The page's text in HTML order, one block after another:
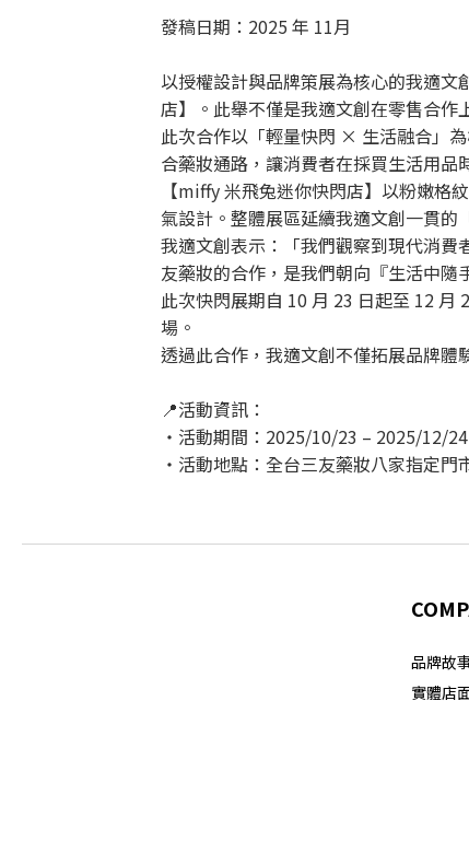
發稿日期：2025 年 11月
以授權設計與品牌策展為核心的我適
店】。此舉不僅是我適文創在零售合作
此次合作以「輕量快閃 × 生活融合」
合藥妝通路，讓消費者在採買生活用品
【miffy 米飛兔迷你快閃店】以粉嫩格
氣設計。整體展區延續我適文創一貫
我適文創表示：「我們觀察到現代消
友藥妝的合作，是我們朝向『生活中隨
此次快閃展期自 10 月 23 日起至 12
場。
透過此合作，我適文創不僅拓展品牌體
📍活動資訊：
・活動期間：2025/10/23 – 2025/12/24
・活動地點：全台三友藥妝八家指定門
品牌故
實體店